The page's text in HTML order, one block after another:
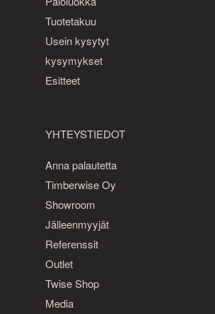
Tuotetakuu
Usein kysytyt
kysymykset
Esitteet
YHTEYSTIEDOT
Anna palautetta
Timberwise Oy
Showroom
Jälleenmyyjät
Referenssit
Outlet
Twise Shop
Media